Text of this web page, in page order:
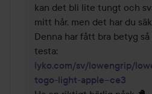
kan det bli lite tungt och
mitt hår, men det har du
Denna har fått bra betyg
lyko.com/sv/lowengrip/
togo-light-apple--ce3